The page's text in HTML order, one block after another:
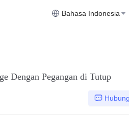
Bahasa Indonesia
Dengan Pegangan di Tutup